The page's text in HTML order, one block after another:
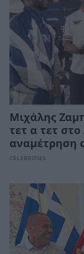
Μιχάλης
τετ α τετ
αναμέτρηση
CELEBRITIES